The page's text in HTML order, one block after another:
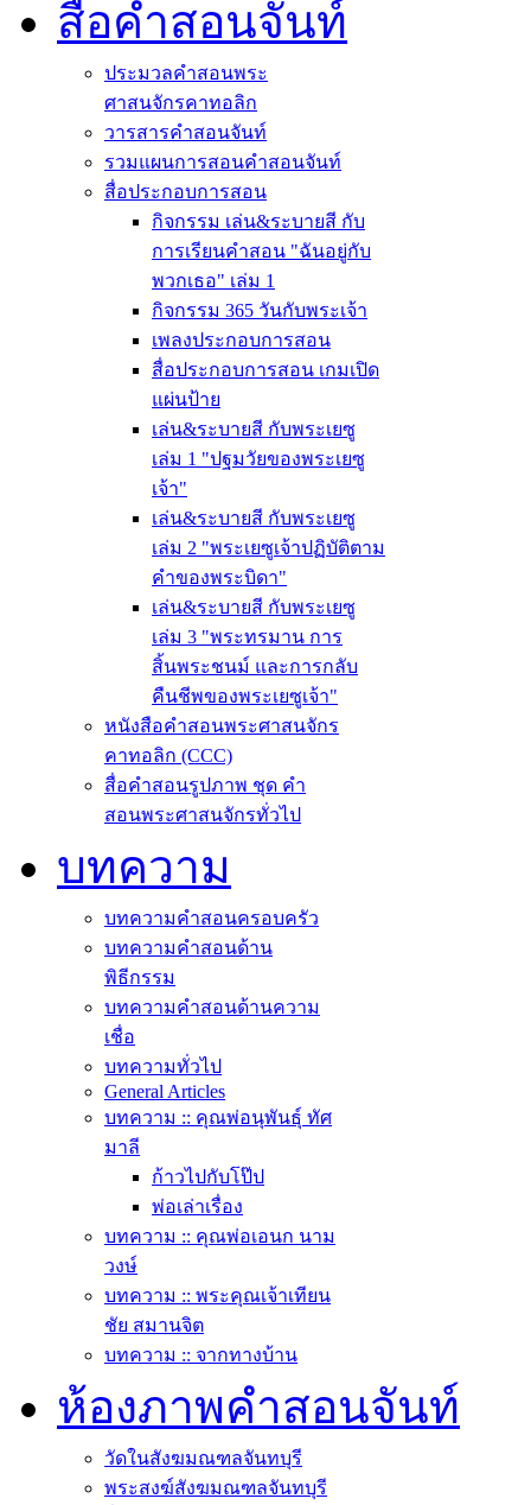
สื่อคำสอนจันท์
ประมวลคำสอนพระ
ศาสนจักรคาทอลิก
วารสารคำสอนจันท์
รวมแผนการสอนคำสอนจันท์
สื่อประกอบการสอน
กิจกรรม เล่น&ระบายสี กับ
การเรียนคำสอน "ฉันอยู่กับ
พวกเธอ" เล่ม 1
กิจกรรม 365 วันกับพระเจ้า
เพลงประกอบการสอน
สื่อประกอบการสอน เกมเปิด
แผ่นป้าย
เล่น&ระบายสี กับพระเยซู
เล่ม 1 "ปฐมวัยของพระเยซู
เจ้า"
เล่น&ระบายสี กับพระเยซู
เล่ม 2 "พระเยซูเจ้าปฏิบัติตาม
คำของพระบิดา"
เล่น&ระบายสี กับพระเยซู
เล่ม 3 "พระทรมาน การ
สิ้นพระชนม์ และการกลับ
คืนชีพของพระเยซูเจ้า"
หนังสือคำสอนพระศาสนจักร
คาทอลิก (CCC)
สื่อคำสอนรูปภาพ ชุด คำ
สอนพระศาสนจักรทั่วไป
บทความ
บทความคำสอนครอบครัว
บทความคำสอนด้าน
พิธีกรรม
บทความคำสอนด้านความ
เชื่อ
บทความทั่วไป
General Articles
บทความ :: คุณพ่อนุพันธุ์ ทัศ
มาลี
ก้าวไปกับโป๊ป
พ่อเล่าเรื่อง
บทความ :: คุณพ่อเอนก นาม
วงษ์
บทความ :: พระคุณเจ้าเทียน
ชัย สมานจิต
บทความ :: จากทางบ้าน
ห้องภาพคำสอนจันท์
วัดในสังฆมณฑลจันทบุรี
พระสงฆ์สังฆมณฑลจันทบุรี